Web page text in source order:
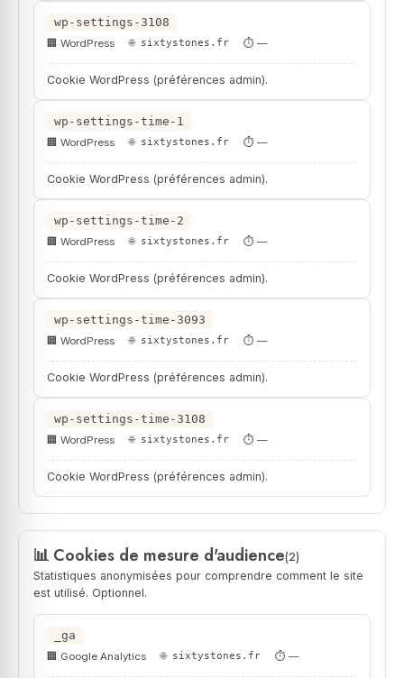
wp-settings-3108
WordPress sixtystones.fr —
Cookie WordPress (préférences admin).
wp-settings-time-1
WordPress sixtystones.fr —
Cookie WordPress (préférences admin).
wp-settings-time-2
WordPress sixtystones.fr —
Cookie WordPress (préférences admin).
wp-settings-time-3093
WordPress sixtystones.fr —
Cookie WordPress (préférences admin).
wp-settings-time-3108
WordPress sixtystones.fr —
Cookie WordPress (préférences admin).
Cookies de mesure d'audience(2)
Statistiques anonymisées pour comprendre comment le site
est utilisé. Optionnel.
_ga
Google Analytics sixtystones.fr —